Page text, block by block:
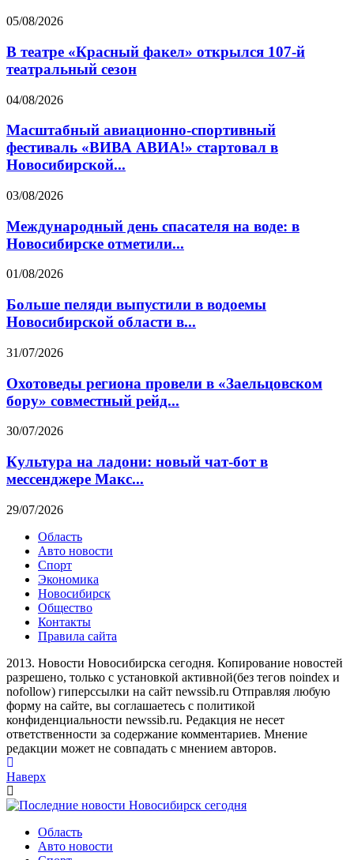
05/08/2026
В театре «Красный факел» открылся 107-й
театральный сезон
04/08/2026
Масштабный авиационно-спортивный
фестиваль «ВИВА АВИА!» стартовал в
Новосибирской...
03/08/2026
Международный день спасателя на воде: в
Новосибирске отметили...
01/08/2026
Больше пеляди выпустили в водоемы
Новосибирской области в...
31/07/2026
Охотоведы региона провели в «Заельцовском
бору» совместный рейд...
30/07/2026
Культура на ладони: новый чат-бот в
мессенджере Макс...
29/07/2026
Область
Авто новости
Спорт
Экономика
Новосибирск
Общество
Контакты
Правила сайта
2013. Новости Новосибирска сегодня. Копирование новостей
разрешено, только с установкой активной(без тегов noindex и
nofollow) гиперссылки на сайт newssib.ru Отправляя любую
форму на сайте, вы соглашаетесь с политикой
конфиденциальности newssib.ru. Редакция не несет
ответственности за содержание комментариев. Мнение
редакции может не совпадать с мнением авторов.
Наверх
Область
Авто новости